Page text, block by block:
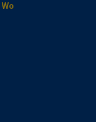
Wo